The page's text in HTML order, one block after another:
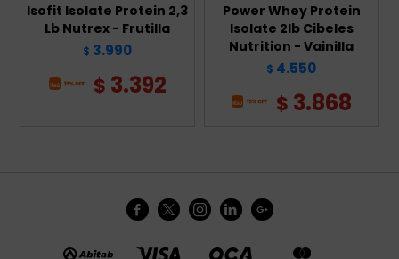
Isofit Isolate Protein 2,3
Lb Nutrex - Frutilla
$ 3.990
$ 3.392
Power Whey Protein
Isolate 2lb Cibeles
Nutrition - Vainilla
$ 4.550
$ 3.868
    